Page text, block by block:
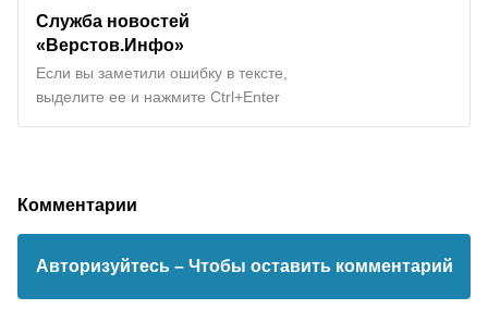
Служба новостей
«Верстов.Инфо»
Если вы заметили ошибку в тексте,
выделите ее и нажмите Ctrl+Enter
Комментарии
Авторизуйтесь – Чтобы оставить комментарий